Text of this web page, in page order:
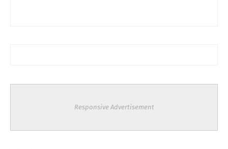
Responsive Advertisement